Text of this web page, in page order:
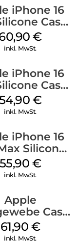
iPhone 16
Case
Stone
Gray
€
inkl. MwSt.
iPhone 16
Case
Black
€
inkl. MwSt.
iPhone 16
Silicone
MagSafe
Gray
55,90 €
inkl. MwSt.
Apple
Case
15 Pro
Schwarz
61,90 €
inkl. MwSt.